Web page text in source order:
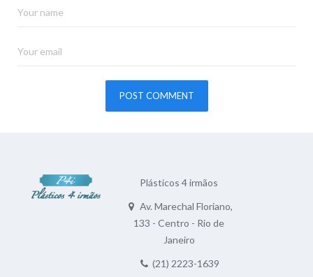
Plásticos 4 irmãos
Av. Marechal Floriano,
133 - Centro - Rio de
Janeiro
(21) 2223-1639